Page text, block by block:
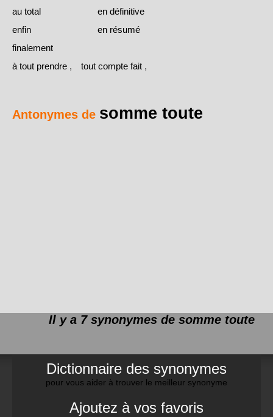
au total
en définitive
enfin
en résumé
finalement
à tout prendre , tout compte fait ,
Antonymes de somme toute
Il y a 7 synonymes de somme toute
Dictionnaire des synonymes
pour vous aider à trouver le meilleur synonyme
Ajoutez à vos favoris